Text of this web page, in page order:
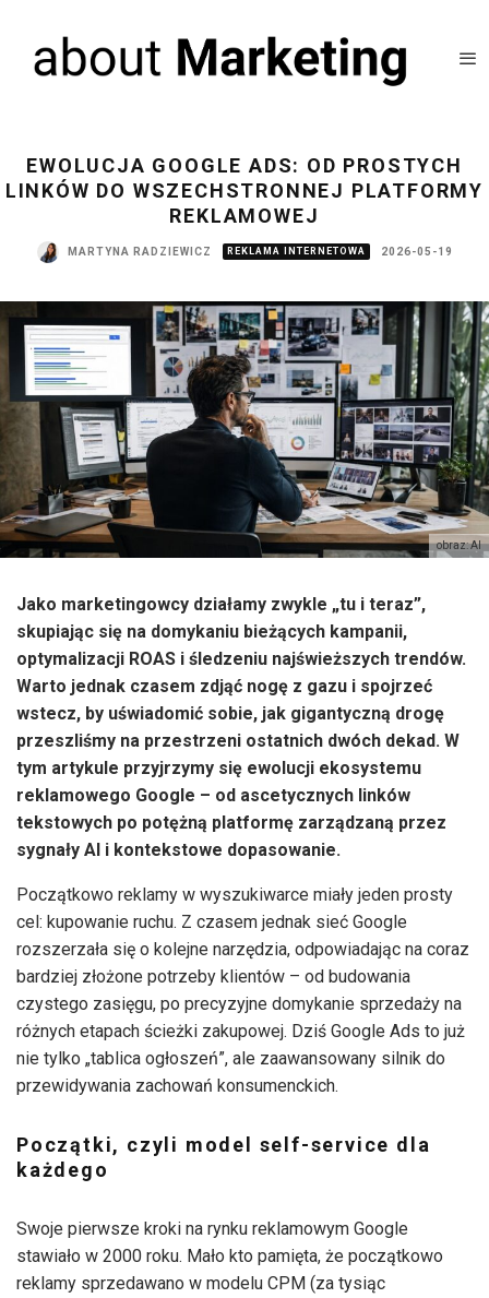
EWOLUCJA GOOGLE ADS: OD PROSTYCH
LINKÓW DO WSZECHSTRONNEJ PLATFORMY
REKLAMOWEJ
MARTYNA RADZIEWICZ REKLAMA INTERNETOWA 2026-05-19
obraz: AI
Jako marketingowcy działamy zwykle „tu i teraz”,
skupiając się na domykaniu bieżących kampanii,
optymalizacji ROAS i śledzeniu najświeższych trendów.
Warto jednak czasem zdjąć nogę z gazu i spojrzeć
wstecz, by uświadomić sobie, jak gigantyczną drogę
przeszliśmy na przestrzeni ostatnich dwóch dekad. W
tym artykule przyjrzymy się ewolucji ekosystemu
reklamowego Google – od ascetycznych linków
tekstowych po potężną platformę zarządzaną przez
sygnały AI i kontekstowe dopasowanie.
Początkowo reklamy w wyszukiwarce miały jeden prosty
cel: kupowanie ruchu. Z czasem jednak sieć Google
rozszerzała się o kolejne narzędzia, odpowiadając na coraz
bardziej złożone potrzeby klientów – od budowania
czystego zasięgu, po precyzyjne domykanie sprzedaży na
różnych etapach ścieżki zakupowej. Dziś Google Ads to już
nie tylko „tablica ogłoszeń”, ale zaawansowany silnik do
przewidywania zachowań konsumenckich.
Początki, czyli model self-service dla
każdego
Swoje pierwsze kroki na rynku reklamowym Google
stawiało w 2000 roku. Mało kto pamięta, że początkowo
reklamy sprzedawano w modelu CPM (za tysiąc